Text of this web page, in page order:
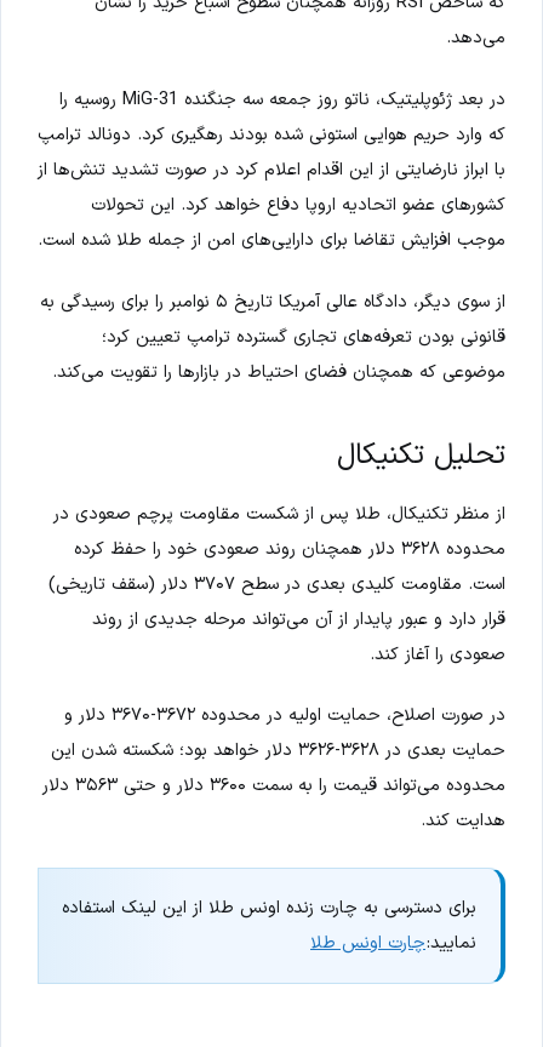
می‌دهد.
در بعد ژئوپلیتیک، ناتو روز جمعه سه جنگنده MiG-31 روسیه را
که وارد حریم هوایی استونی شده بودند رهگیری کرد. دونالد ترامپ
با ابراز نارضایتی از این اقدام اعلام کرد در صورت تشدید تنش‌ها از
کشورهای عضو اتحادیه اروپا دفاع خواهد کرد. این تحولات
موجب افزایش تقاضا برای دارایی‌های امن از جمله طلا شده است.
از سوی دیگر، دادگاه عالی آمریکا تاریخ ۵ نوامبر را برای رسیدگی به
قانونی بودن تعرفه‌های تجاری گسترده ترامپ تعیین کرد؛
موضوعی که همچنان فضای احتیاط در بازارها را تقویت می‌کند.
تحلیل تکنیکال
از منظر تکنیکال، طلا پس از شکست مقاومت پرچم صعودی در
محدوده ۳۶۲۸ دلار همچنان روند صعودی خود را حفظ کرده
است. مقاومت کلیدی بعدی در سطح ۳۷۰۷ دلار (سقف تاریخی)
قرار دارد و عبور پایدار از آن می‌تواند مرحله جدیدی از روند
صعودی را آغاز کند.
در صورت اصلاح، حمایت اولیه در محدوده ۳۶۷۲-۳۶۷۰ دلار و
حمایت بعدی در ۳۶۲۸-۳۶۲۶ دلار خواهد بود؛ شکسته شدن این
محدوده می‌تواند قیمت را به سمت ۳۶۰۰ دلار و حتی ۳۵۶۳ دلار
هدایت کند.
برای دسترسی به چارت زنده اونس طلا از این لینک استفاده
نمایید:چارت اونس طلا